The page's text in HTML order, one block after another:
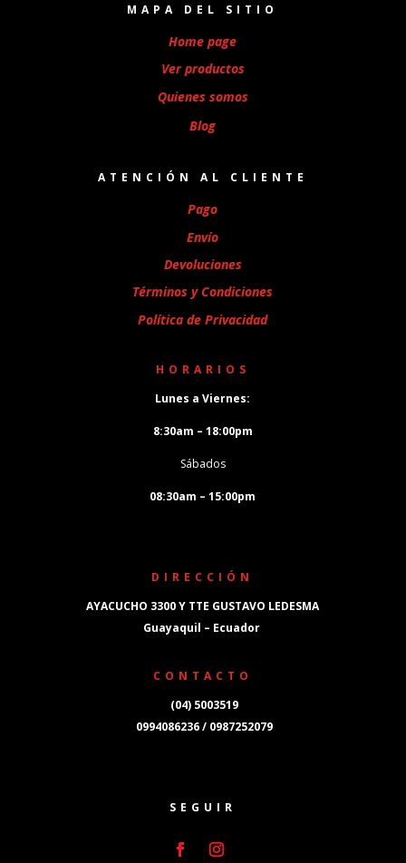
MAPA DEL SITIO
Home page
Ver productos
Quienes somos
Blog
ATENCIÓN AL CLIENTE
Pago
Envío
Devoluciones
Términos y Condiciones
Política de Privacidad
HORARIOS
Lunes a Viernes:
8:30am – 18:00pm
Sábados
08:30am – 15:00pm
DIRECCIÓN
AYACUCHO 3300 Y TTE GUSTAVO LEDESMA
Guayaquil – Ecuador
CONTACTO
(04) 5003519
0994086236 / 0987252079
SEGUIR